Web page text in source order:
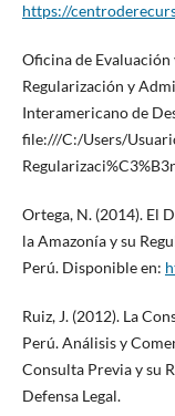
https://
Oficina de Evaluación
Regularización y
Interamericano de
file:///C:/Users/
Ortega, N. (2014). El
la Amazonía y su
Perú. Disponible en:
Ruiz, J. (2012). La
Perú. Análisis y
Consulta Previa y su
Defensa Legal.